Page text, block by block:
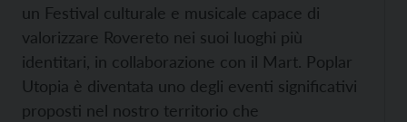
un Festival culturale e musicale capace di
valorizzare Rovereto nei suoi luoghi più
identitari, in collaborazione con il Mart. Poplar
Utopia è diventata uno degli eventi significativi
proposti nel nostro territorio che